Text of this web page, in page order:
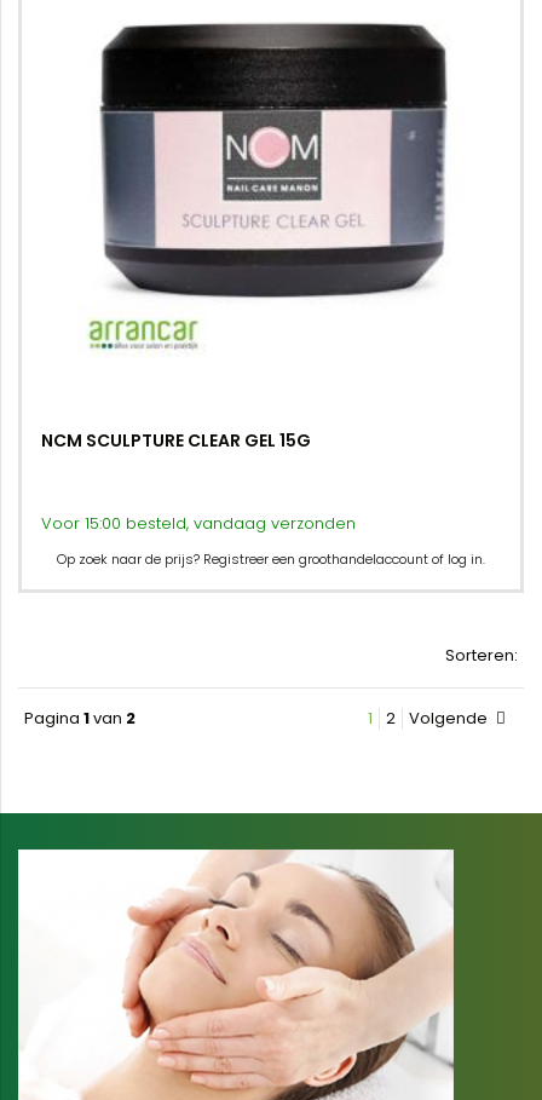
NCM SCULPTURE CLEAR GEL 15G
Voor 15:00 besteld, vandaag verzonden
Op zoek naar de prijs? Registreer een groothandelaccount of log in.
Sorteren:
Pagina 1van 2 1 2 Volgende